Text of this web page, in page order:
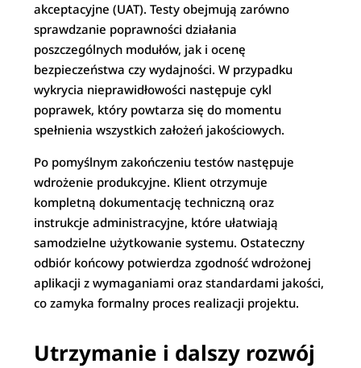
akceptacyjne (UAT). Testy obejmują zarówno
sprawdzanie poprawności działania
poszczególnych modułów, jak i ocenę
bezpieczeństwa czy wydajności. W przypadku
wykrycia nieprawidłowości następuje cykl
poprawek, który powtarza się do momentu
spełnienia wszystkich założeń jakościowych.
Po pomyślnym zakończeniu testów następuje
wdrożenie produkcyjne. Klient otrzymuje
kompletną dokumentację techniczną oraz
instrukcje administracyjne, które ułatwiają
samodzielne użytkowanie systemu. Ostateczny
odbiór końcowy potwierdza zgodność wdrożonej
aplikacji z wymaganiami oraz standardami jakości,
co zamyka formalny proces realizacji projektu.
Utrzymanie i dalszy rozwój